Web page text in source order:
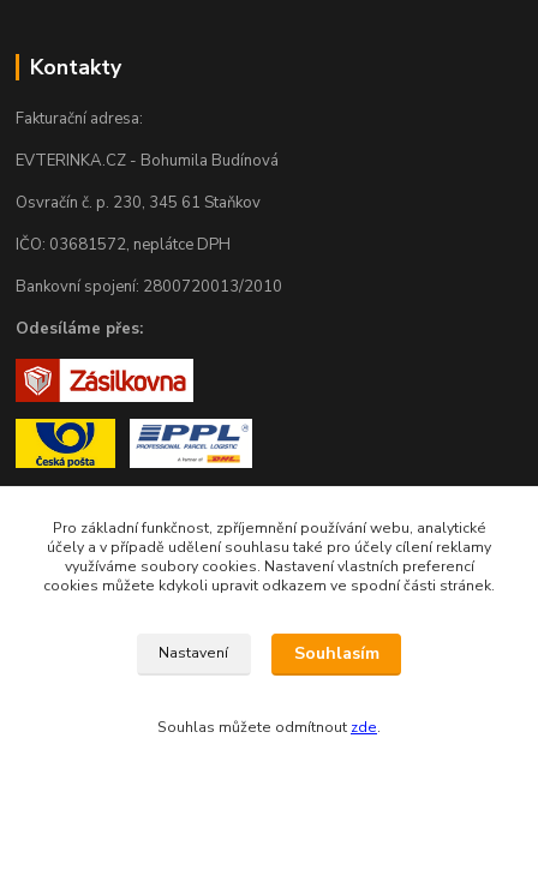
Kontakty
Fakturační adresa:
EVTERINKA.CZ - Bohumila Budínová
Osvračín č. p. 230, 345 61 Staňkov
IČO: 03681572, neplátce DPH
Bankovní spojení: 2800720013/2010
Odesíláme přes:
Zákaznická podpora eshopu EVTERINKA.CZ
tel. 733 648 549
(Po-Pá - 9:00-17:00hod, So 8:00-12:00hod)
obchod@evterinka.cz
Pro základní funkčnost, zpříjemnění používání webu, analytické
účely a v případě udělení souhlasu také pro účely cílení reklamy
využíváme soubory cookies. Nastavení vlastních preferencí
cookies můžete kdykoli upravit odkazem ve spodní části stránek.
Nastavení Souhlasím
Souhlas můžete odmítnout zde.